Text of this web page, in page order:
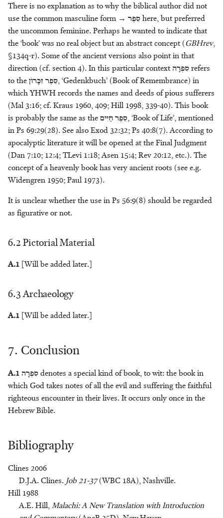
There is no explanation as to why the biblical author did not
use the common masculine form → סֵפֶרhere, but preferred
the uncommon feminine. Perhaps he wanted to indicate that
the ‘book’ was no real object but an abstract concept (GBHrev,
§134q-r). Some of the ancient versions also point in that
direction (cf. section 4). In this particular context סִפְרָהrefers
to theזִכָּרׂון סֵפֶר, ‘Gedenkbuch’ (Book of Remembrance) in
which YHWH records the names and deeds of pious sufferers
(Mal 3:16; cf. Kraus 1960, 409; Hill 1998, 339-40). This book
is probably the same as theחַיִּיםסֵפֶר, ‘Book of Life’, mentioned
in Ps 69:29(28). See also Exod 32:32; Ps 40:8(7). According to
apocalyptic literature it will be opened at the Final Judgment
(Dan 7:10; 12:4; TLevi 1:18; Asen 15:4; Rev 20:12, etc.). The
concept of a heavenly book has very ancient roots (see e.g.
Widengren 1950; Paul 1973).
It is unclear whether the use in Ps 56:9(8) should be regarded
as figurative or not.
6.2 Pictorial Material
A.1 [Will be added later.]
6.3 Archaeology
A.1 [Will be added later.]
7. Conclusion
A.1 סִפְרָהdenotes a special kind of book, to wit: the book in
which God takes notes of all the evil and suffering the faithful
righteous encounter in their lives. It occurs only once in the
Hebrew Bible.
Bibliography
Clines 2006
D.J.A. Clines.Job 21-37(WBC 18A), Nashville.
Hill 1988
A.E. Hill,Malachi: A New Translation with Introduction